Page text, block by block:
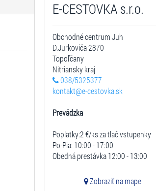
E-CESTOVKA s.r.o.
Obchodné centrum Juh
D.Jurkoviča 2870
Topoľčany
Nitriansky kraj
038/5325377
kontakt@e-cestovka.sk
Prevádzka
Poplatky:2 €/ks za tlač vstupenky
Po-Pia: 10:00 - 17:00
Obedná prestávka 12:00 - 13:00
Zobraziť na mape